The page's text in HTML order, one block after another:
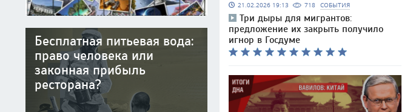
Бесплатная питьевая вода:
право человека или
законная прибыль
ресторана?
21.02.2026 19:13 718 СОБЫТИЯ
Три дыры для мигрантов:
предложение их закрыть получило
игнор в Госдуме